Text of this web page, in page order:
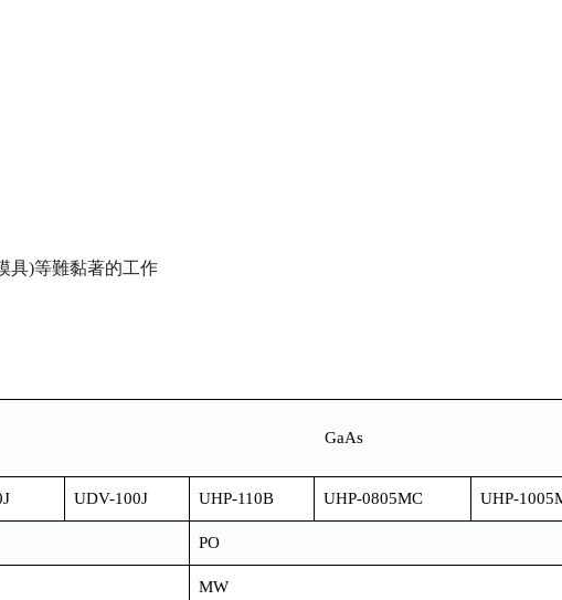
具)等難黏著的工作
GaAs Other
UDV-100J UHP-110B UHP-0805MC UHP-
PO
MW